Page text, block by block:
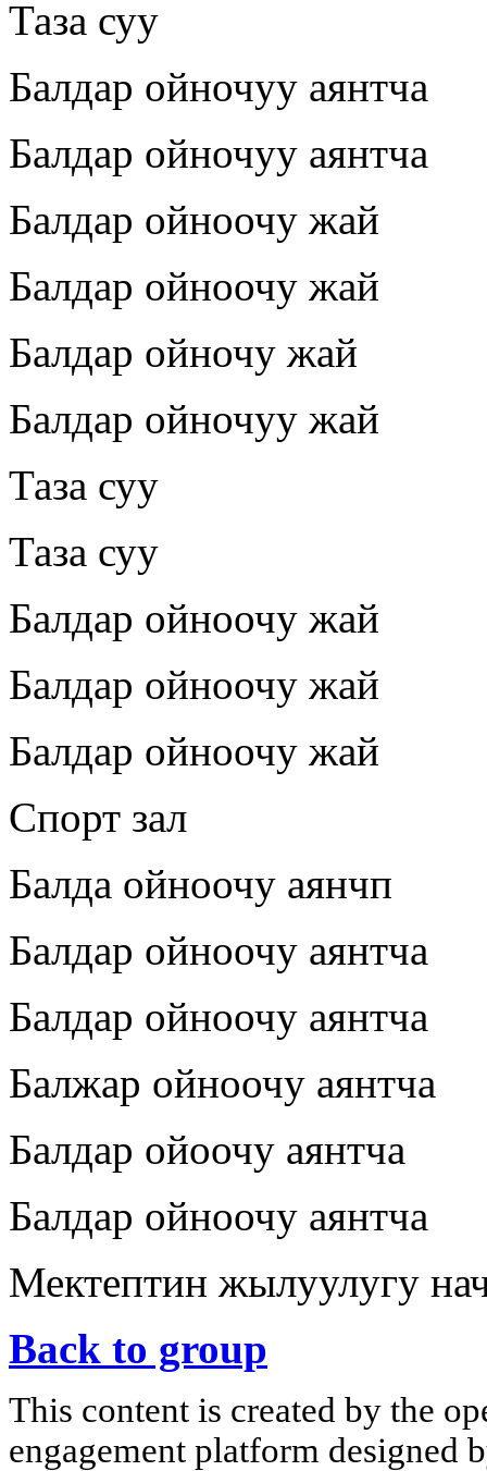
Таза суу
Балдар ойночуу аянтча
Балдар ойночуу аянтча
Балдар ойноочу жай
Балдар ойноочу жай
Балдар ойночу жай
Балдар ойночуу жай
Таза суу
Таза суу
Балдар ойноочу жай
Балдар ойноочу жай
Балдар ойноочу жай
Спорт зал
Балда ойноочу аянчп
Балдар ойноочу аянтча
Балдар ойноочу аянтча
Балжар ойноочу аянтча
Балдар ойоочу аянтча
Балдар ойноочу аянтча
Мектептин жылуулугу
Back to group
This content is created by the
engagement platform designed